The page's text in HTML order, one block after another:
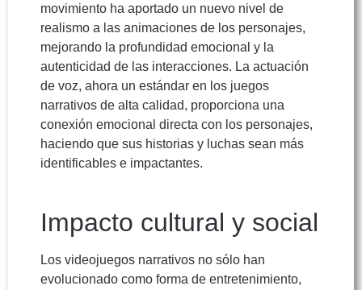
movimiento ha aportado un nuevo nivel de
realismo a las animaciones de los personajes,
mejorando la profundidad emocional y la
autenticidad de las interacciones. La actuación
de voz, ahora un estándar en los juegos
narrativos de alta calidad, proporciona una
conexión emocional directa con los personajes,
haciendo que sus historias y luchas sean más
identificables e impactantes.
Impacto cultural y social
Los videojuegos narrativos no sólo han
evolucionado como forma de entretenimiento,